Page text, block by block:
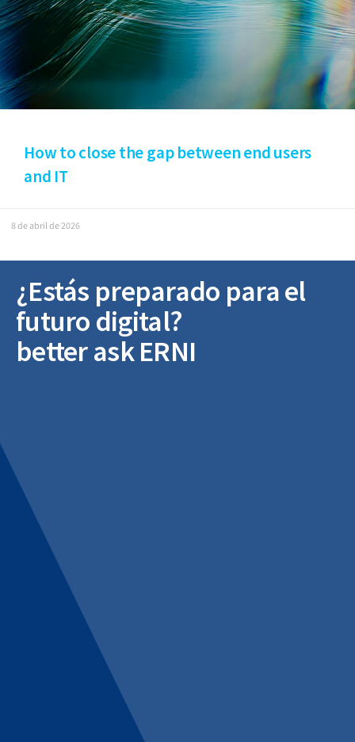
How to close the gap between end users
and IT
8 de abril de 2026
¿Estás preparado para el
futuro digital?
better ask ERNI